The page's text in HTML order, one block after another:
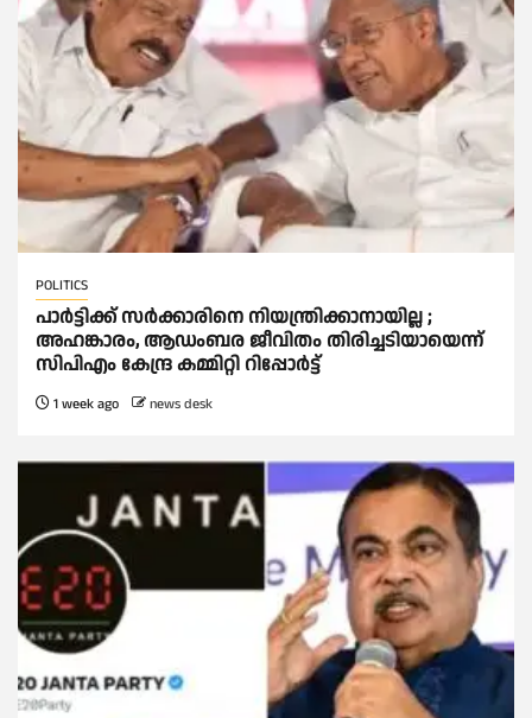
POLITICS
പാര്‍ട്ടിക്ക് സര്‍ക്കാരിനെ നിയന്ത്രിക്കാനായില്ല ;
അഹങ്കാരം, ആഡംബര ജീവിതം തിരിച്ചടിയായെന്ന്
സിപിഎം കേന്ദ്ര കമ്മിറ്റി റിപ്പോര്‍ട്ട്
1 week ago news desk